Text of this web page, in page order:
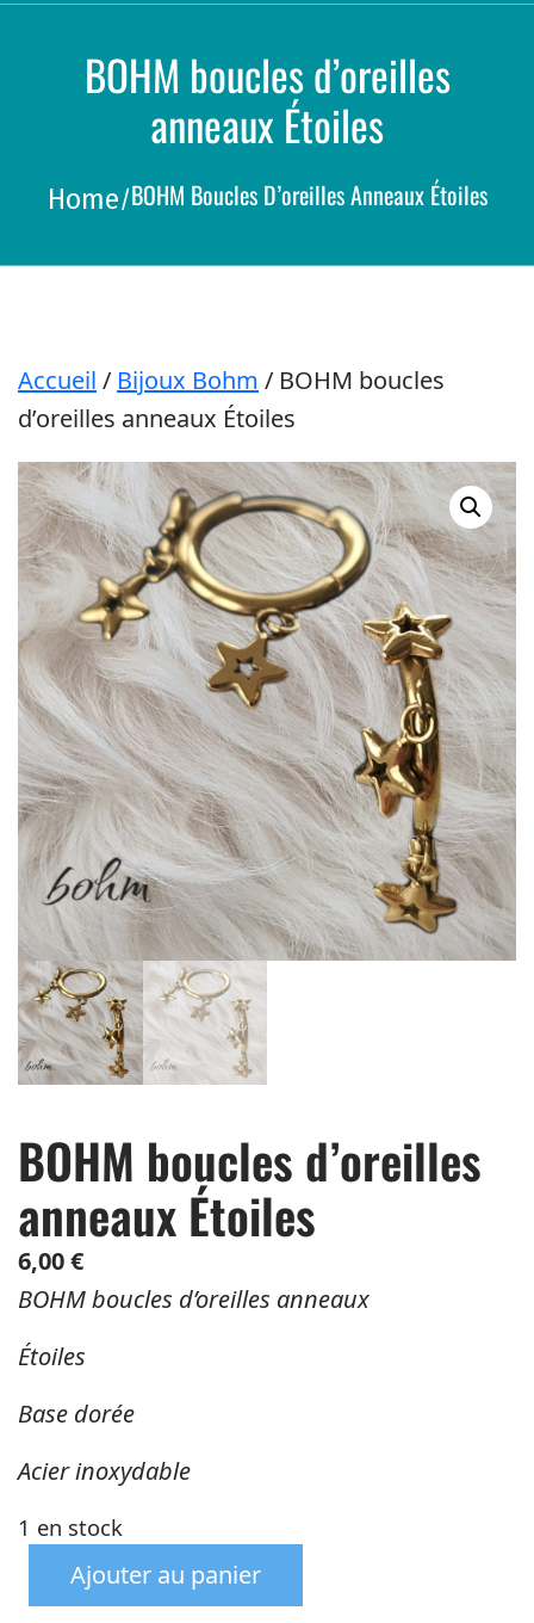
h
BOHM boucles d’oreilles
anneaux Étoiles
Home/BOHM Boucles D’oreilles Anneaux Étoiles
Accueil / Bijoux Bohm / BOHM boucles
d’oreilles anneaux Étoiles
BOHM boucles d’oreilles
anneaux Étoiles
6,00€
BOHM boucles d’oreilles anneaux
Étoiles
Base dorée
Acier inoxydable
1 en stock
quantité
Ajouter au panier